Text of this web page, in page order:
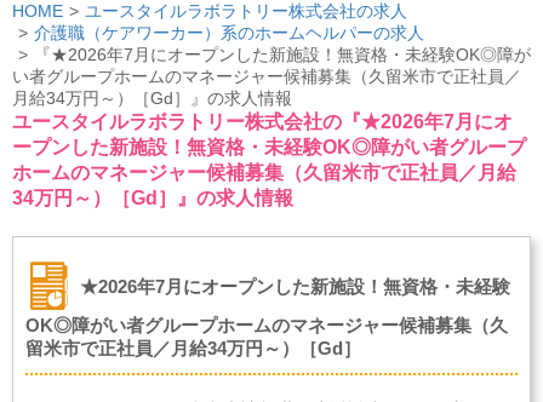
HOME
ユースタイルラボラトリー株式会社の求人
介護職（ケアワーカー）系のホームヘルパーの求人
『★2026年7月にオープンした新施設！無資格・未経験OK◎障が
い者グループホームのマネージャー候補募集（久留米市で正社員／
月給34万円～）［Gd］』の求人情報
ユースタイルラボラトリー株式会社の『★2026年7月にオ
ープンした新施設！無資格・未経験OK◎障がい者グループ
ホームのマネージャー候補募集（久留米市で正社員／月給
34万円～）［Gd］』の求人情報
★2026年7月にオープンした新施設！無資格・未経験
OK◎障がい者グループホームのマネージャー候補募集（久
留米市で正社員／月給34万円～）［Gd］